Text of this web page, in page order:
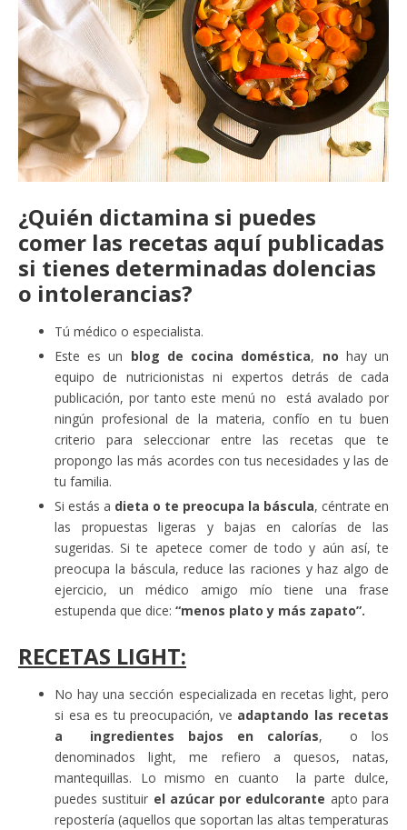
¿Quién dictamina si puedes
comer las recetas aquí publicadas
si tienes determinadas dolencias
o intolerancias?
Tú médico o especialista.
Este es un blog de cocina doméstica, no hay un
equipo de nutricionistas ni expertos detrás de cada
publicación, por tanto este menú no está avalado por
ningún profesional de la materia, confío en tu buen
criterio para seleccionar entre las recetas que te
propongo las más acordes con tus necesidades y las de
tu familia.
Si estás a dieta o te preocupa la báscula, céntrate en
las propuestas ligeras y bajas en calorías de las
sugeridas. Si te apetece comer de todo y aún así, te
preocupa la báscula, reduce las raciones y haz algo de
ejercicio, un médico amigo mío tiene una frase
estupenda que dice: “menos plato y más zapato”.
RECETAS LIGHT:
No hay una sección especializada en recetas light, pero
si esa es tu preocupación, ve adaptando las recetas
a ingredientes bajos en calorías, o los
denominados light, me refiero a quesos, natas,
mantequillas. Lo mismo en cuanto la parte dulce,
puedes sustituir el azúcar por edulcorante apto para
repostería (aquellos que soportan las altas temperaturas